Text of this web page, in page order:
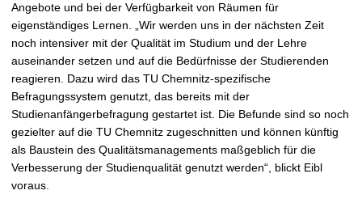
Angebote und bei der Verfügbarkeit von Räumen für
eigenständiges Lernen. „Wir werden uns in der nächsten Zeit
noch intensiver mit der Qualität im Studium und der Lehre
auseinander setzen und auf die Bedürfnisse der Studierenden
reagieren. Dazu wird das TU Chemnitz-spezifische
Befragungssystem genutzt, das bereits mit der
Studienanfängerbefragung gestartet ist. Die Befunde sind so noch
gezielter auf die TU Chemnitz zugeschnitten und können künftig
als Baustein des Qualitätsmanagements maßgeblich für die
Verbesserung der Studienqualität genutzt werden“, blickt Eibl
voraus.